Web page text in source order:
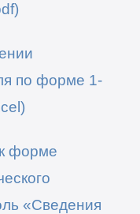
по форме 1-
форме
«Сведения